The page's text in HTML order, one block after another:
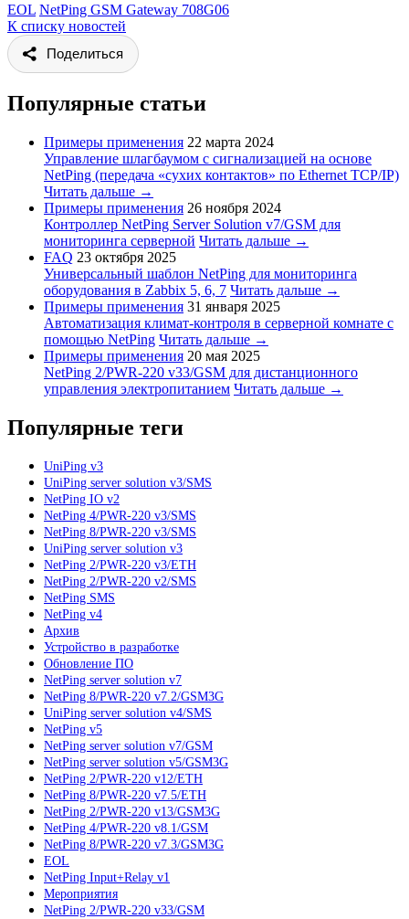
EOL NetPing GSM Gateway 708G06
К списку новостей
Поделиться
Популярные статьи
Примеры применения 22 марта 2024
Управление шлагбаумом с сигнализацией на основе
NetPing (передача «сухих контактов» по Ethernet TCP/IP)
Читать дальше →
Примеры применения 26 ноября 2024
Контроллер NetPing Server Solution v7/GSM для
мониторинга серверной Читать дальше →
FAQ 23 октября 2025
Универсальный шаблон NetPing для мониторинга
оборудования в Zabbix 5, 6, 7 Читать дальше →
Примеры применения 31 января 2025
Автоматизация климат-контроля в серверной комнате с
помощью NetPing Читать дальше →
Примеры применения 20 мая 2025
NetPing 2/PWR-220 v33/GSM для дистанционного
управления электропитанием Читать дальше →
Популярные теги
UniPing v3
UniPing server solution v3/SMS
NetPing IO v2
NetPing 4/PWR-220 v3/SMS
NetPing 8/PWR-220 v3/SMS
UniPing server solution v3
NetPing 2/PWR-220 v3/ETH
NetPing 2/PWR-220 v2/SMS
NetPing SMS
NetPing v4
Архив
Устройство в разработке
Обновление ПО
NetPing server solution v7
NetPing 8/PWR-220 v7.2/GSM3G
UniPing server solution v4/SMS
NetPing v5
NetPing server solution v7/GSM
NetPing server solution v5/GSM3G
NetPing 2/PWR-220 v12/ETH
NetPing 8/PWR-220 v7.5/ETH
NetPing 2/PWR-220 v13/GSM3G
NetPing 4/PWR-220 v8.1/GSM
NetPing 8/PWR-220 v7.3/GSM3G
EOL
NetPing Input+Relay v1
Мероприятия
NetPing 2/PWR-220 v33/GSM